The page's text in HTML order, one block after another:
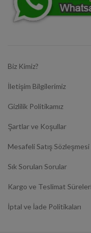
Biz Kimiz?
İletişim Bilgilerimiz
Gizlilik Politikamız
Şartlar ve Koşullar
Mesafeli Satış Sözleşmesi
Sık Sorulan Sorular
Kargo ve Teslimat
İptal ve İade Politikaları